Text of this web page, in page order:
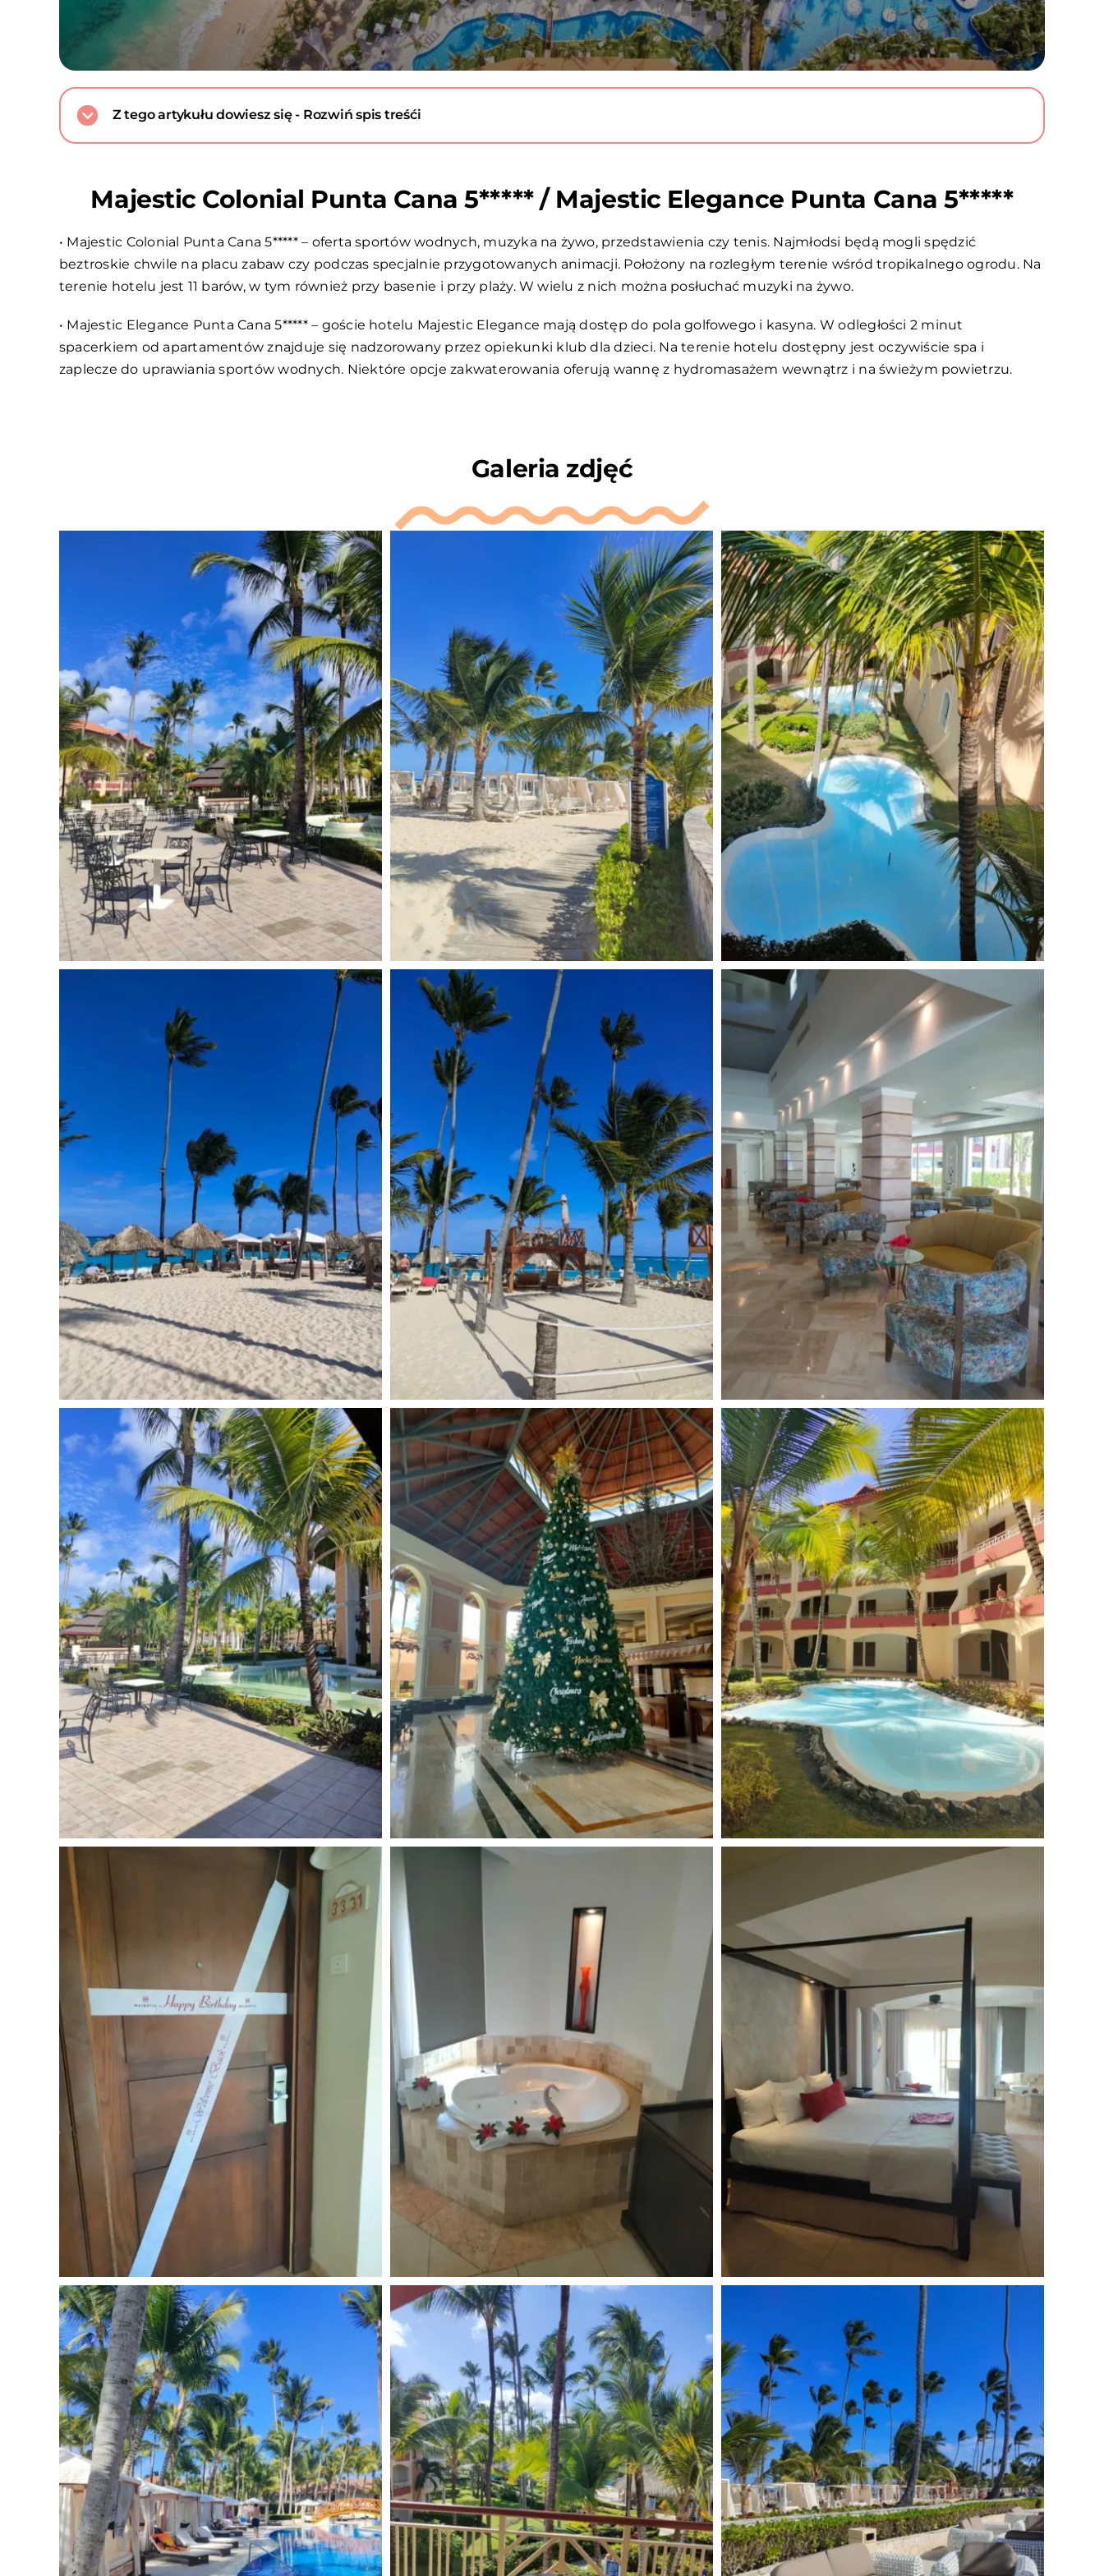
Z tego artykułu dowiesz się - Rozwiń spis treśći
Majestic Colonial Punta Cana 5***** / Majestic Elegance Punta Cana 5*****
• Majestic Colonial Punta Cana 5***** – oferta sportów wodnych, muzyka na żywo, przedstawienia czy tenis. Najmłodsi będą mogli spędzić
beztroskie chwile na placu zabaw czy podczas specjalnie przygotowanych animacji. Położony na rozległym terenie wśród tropikalnego ogrodu. Na
terenie hotelu jest 11 barów, w tym również przy basenie i przy plaży. W wielu z nich można posłuchać muzyki na żywo.
• Majestic Elegance Punta Cana 5***** – goście hotelu Majestic Elegance mają dostęp do pola golfowego i kasyna. W odległości 2 minut
spacerkiem od apartamentów znajduje się nadzorowany przez opiekunki klub dla dzieci. Na terenie hotelu dostępny jest oczywiście spa i
zaplecze do uprawiania sportów wodnych. Niektóre opcje zakwaterowania oferują wannę z hydromasażem wewnątrz i na świeżym powietrzu.
Galeria zdjęć